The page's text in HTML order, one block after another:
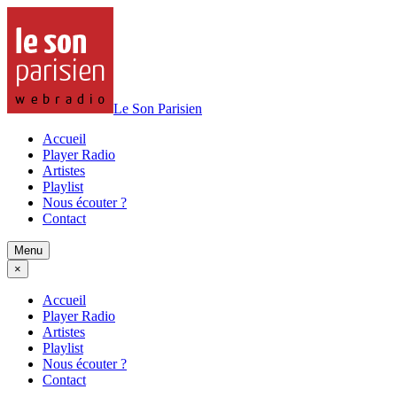
Le Son Parisien
Accueil
Player Radio
Artistes
Playlist
Nous écouter ?
Contact
Menu
×
Accueil
Player Radio
Artistes
Playlist
Nous écouter ?
Contact